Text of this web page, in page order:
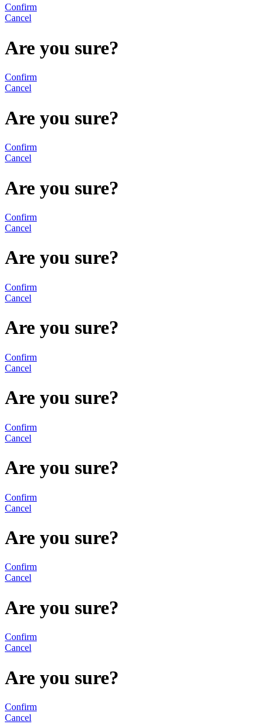
Confirm
Cancel
Are you sure?
Confirm
Cancel
Are you sure?
Confirm
Cancel
Are you sure?
Confirm
Cancel
Are you sure?
Confirm
Cancel
Are you sure?
Confirm
Cancel
Are you sure?
Confirm
Cancel
Are you sure?
Confirm
Cancel
Are you sure?
Confirm
Cancel
Are you sure?
Confirm
Cancel
Are you sure?
Confirm
Cancel